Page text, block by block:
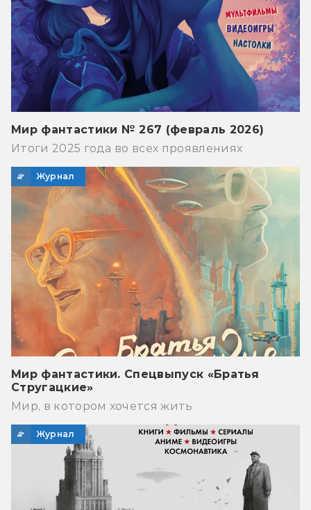
Мир фантастики № 267 (февраль 2026)
Итоги 2025 года во всех проявлениях
Журнал
Мир фантастики. Спецвыпуск «Братья
Стругацкие»
Мир, в котором хочется жить
Журнал